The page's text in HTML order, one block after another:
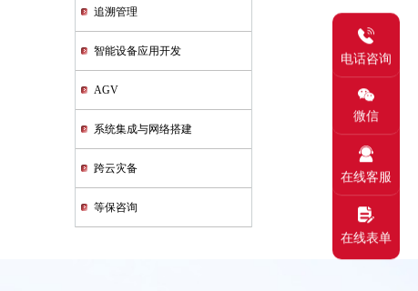
追溯管理
智能设备应用开发
AGV
系统集成与网络搭建
跨云灾备
等保咨询
电话咨询
微信
在线客服
在线表单